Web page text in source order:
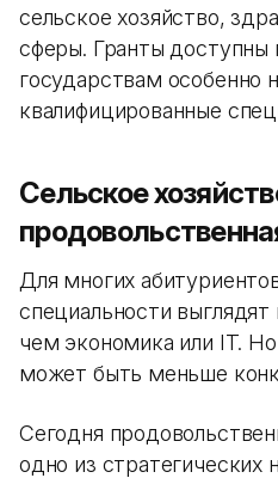
сельское хозяйство,
сферы. Гранты доступны
государствам особенно
квалифицированные
Сельское
Для многих
специальности
чем экономика или IT.
может быть меньше
Сегодня
одно из стратегических